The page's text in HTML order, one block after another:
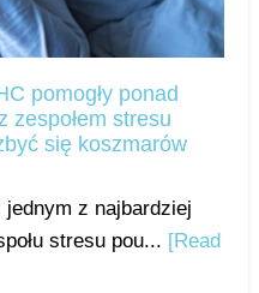
pomogły ponad
zespołem stresu
się koszmarów
z najbardziej
stresu pou... [Read